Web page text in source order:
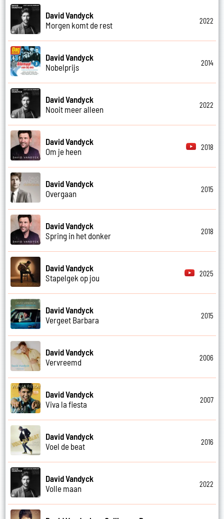
David Vandyck
Morgen komt de rest
2022
David Vandyck
Nobelprijs
2014
David Vandyck
Nooit meer alleen
2022
David Vandyck
Om je heen
2018
David Vandyck
Overgaan
2015
David Vandyck
Spring in het donker
2018
David Vandyck
Stapelgek op jou
2025
David Vandyck
Vergeet Barbara
2015
David Vandyck
Vervreemd
2006
David Vandyck
Viva la fiesta
2007
David Vandyck
Voel de beat
2016
David Vandyck
Volle maan
2022